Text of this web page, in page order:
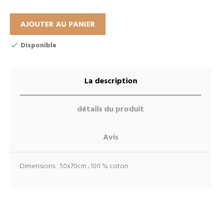
AJOUTER AU PANIER
Disponible
La description
détails du produit
Avis
Dimensions : 50x70cm ; 100 % coton.